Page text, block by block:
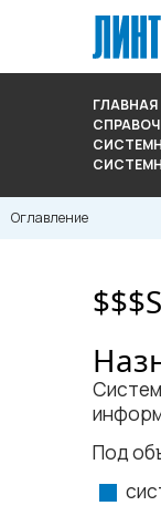
ГЛАВНАЯ
Оглавление
Под